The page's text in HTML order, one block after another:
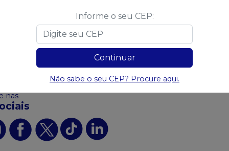
algum produto? Sugira para a Saudental
nas
Informe o seu CEP:
Continuar
Não sabe o seu CEP? Procure aqui.